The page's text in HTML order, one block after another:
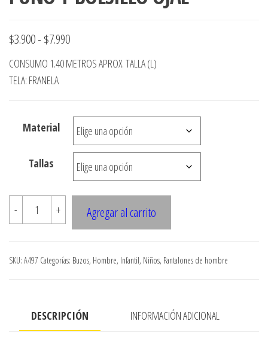
$3.900- $7.990Rango
de
$3.900
hasta
$7.990
CONSUMO 1.40 METROS APROX. TALLA (L)
TELA: FRANELA
Material
Tallas
-
A497
PANTALON
CON
OJAL
+ Agregar al carrito
SKU: A497 Categorías: Buzos, Hombre, Infantil, Niños, Pantalones de hombre
DESCRIPCIÓN INFORMACIÓN ADICIONAL